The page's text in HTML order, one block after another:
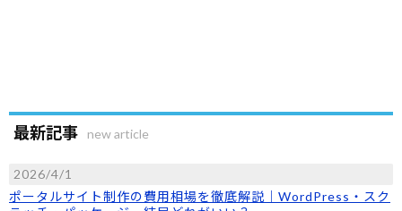
最新記事 new article
2026/4/1
ポータルサイト制作の費用相場を徹底解説｜WordPress・スク